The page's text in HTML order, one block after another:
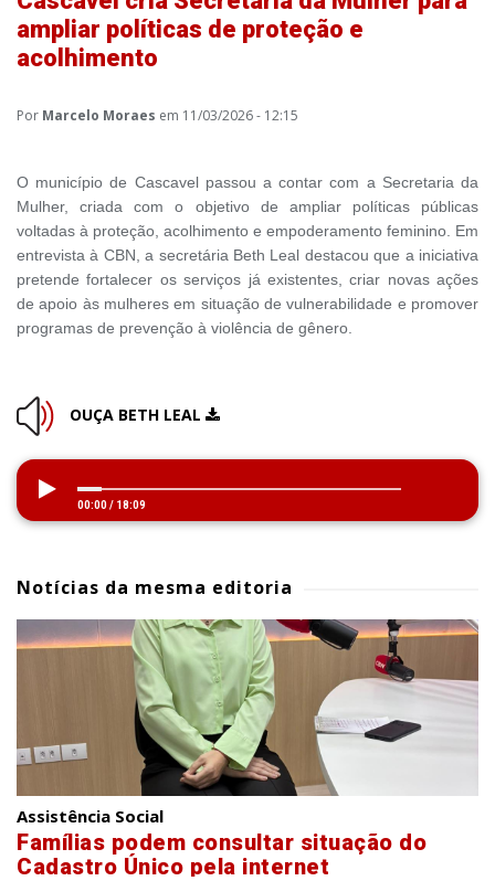
ampliar políticas de proteção e
acolhimento
Por Marcelo Moraes em 11/03/2026 - 12:15
O município de Cascavel passou a contar com a Secretaria da
Mulher, criada com o objetivo de ampliar políticas públicas
voltadas à proteção, acolhimento e empoderamento feminino. Em
entrevista à CBN, a secretária Beth Leal destacou que a iniciativa
pretende fortalecer os serviços já existentes, criar novas ações
de apoio às mulheres em situação de vulnerabilidade e promover
programas de prevenção à violência de gênero.
OUÇA BETH LEAL
00:00/ 18:09
Notícias da mesma editoria
Assistência Social
Famílias podem consultar situação do
Cadastro Único pela internet